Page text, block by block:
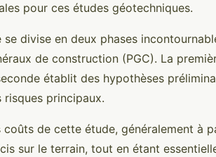
pour ces études géotechniques.
se divise en deux phases
de construction (PGC). La
établit des hypothèses
risques principaux.
coûts de cette étude, généralement à
sur le terrain, tout en étant